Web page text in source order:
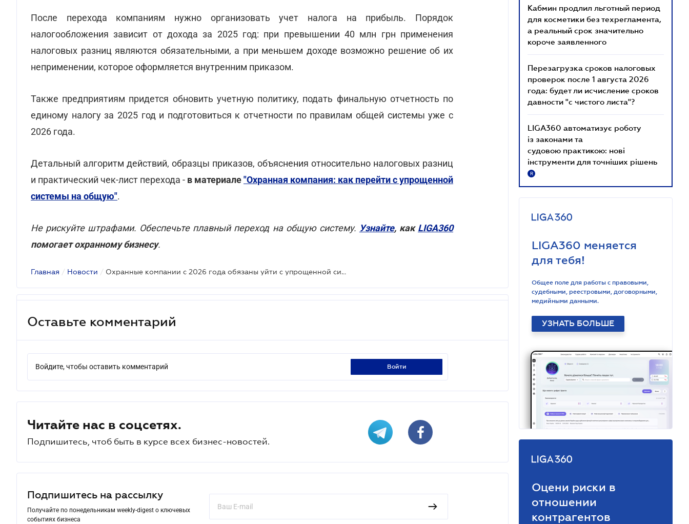
После перехода компаниям нужно организовать учет налога на прибыль. Порядок
налогообложения зависит от дохода за 2025 год: при превышении 40 млн грн применения
налоговых разниц являются обязательными, а при меньшем доходе возможно решение об их
неприменении, которое оформляется внутренним приказом.
Также предприятиям придется обновить учетную политику, подать финальную отчетность по
единому налогу за 2025 год и подготовиться к отчетности по правилам общей системы уже с
2026 года.
Детальный алгоритм действий, образцы приказов, объяснения относительно налоговых разниц
и практический чек-лист перехода - в материале"Охранная компания: как перейти с упрощенной
системы на общую".
Не рискуйте штрафами. Обеспечьте плавный переход на общую систему. Узнайте, как LIGA360
помогает охранному бизнесу.
Главная / Новости / Охранные компании с 2026 года обязаны уйти с упрощенной системы налогообложения: как перейти на общую
Оставьте комментарий
Войдите, чтобы оставить комментарий войти
Читайте нас в соцсетях.
Подпишитесь, чтоб быть в курсе всех бизнес-новостей.
Подпишитесь на рассылку
Получайте по понедельникам weekly-digest о ключевых
событиях бизнеса
Кабмин продлил льготный период
для косметики без техрегламента,
а реальный срок значительно
короче заявленного
Перезагрузка сроков налоговых
проверок после 1 августа 2026
года: будет ли исчисление сроков
давности "с чистого листа"?
LIGA360 автоматизує роботу
із законами та
судовою практикою: нові
інструменти для точніших рішень
R
LIGA360 меняется
для тебя!
Общее поле для работы с правовыми,
судебными, реестровыми, договорными,
медийными данными.
УЗНАТЬ БОЛЬШЕ
Оцени риски в
отношении
контрагентов